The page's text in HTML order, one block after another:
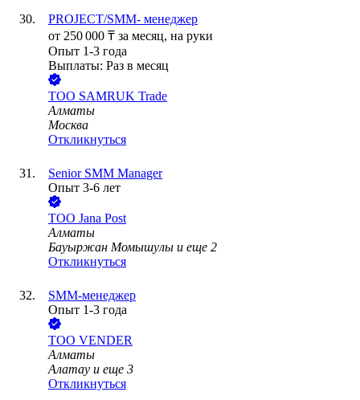
PROJECT/SMM- менеджер
от 250 000 ₸ за месяц, на руки
Опыт 1-3 года
Выплаты: Раз в месяц
ТОО SAMRUK Trade
Алматы
Москва
Откликнуться
Senior SMM Manager
Опыт 3-6 лет
ТОО Jana Post
Алматы
Бауыржан Момышулы и еще 2
Откликнуться
SMM-менеджер
Опыт 1-3 года
ТОО VENDER
Алматы
Алатау и еще 3
Откликнуться